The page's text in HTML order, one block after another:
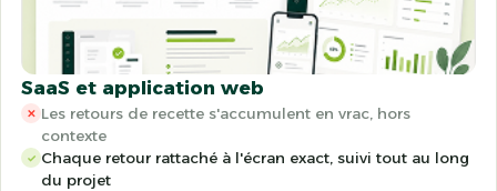
SaaS et application web
✕ Les retours de recette s'accumulent en vrac, hors
contexte
✓ Chaque retour rattaché à l'écran exact, suivi tout au long
du projet